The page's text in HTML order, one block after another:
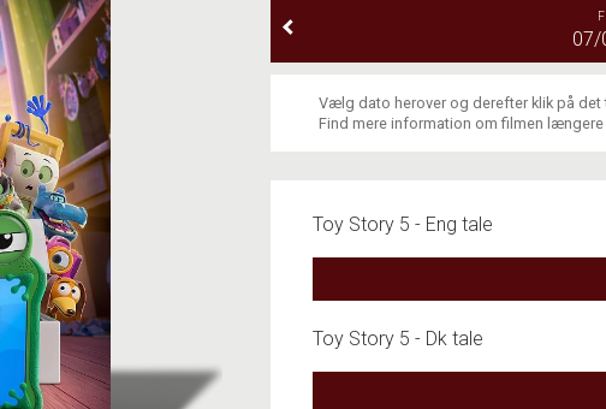
07/
Vælg dato herover og derefter klik på
Find mere information om filmen længere
Toy Story 5 - Eng tale
Toy Story 5 - Dk tale